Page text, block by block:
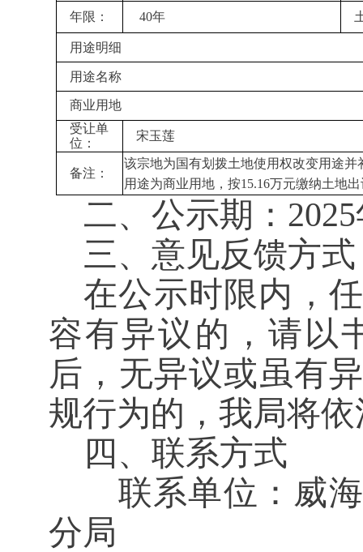
年限：
40年
用途明细
用途名称
商业用地
受让单
位：
宋玉莲
备注：
该宗地为国有划拨土地使用权改变用途
用途为商业用地，按15.16万元缴纳土地
二、 公示期：2025
三、 意见反馈方
在公示时限内，
容有异议的，请以
后，无异议或虽有
规行为的，我局将
四、联系方式
联系单位： 威
分局